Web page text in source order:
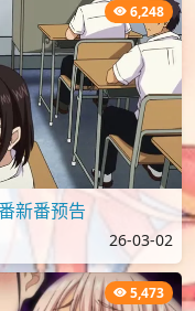
6,248
新番预告
26-03-02
5,473